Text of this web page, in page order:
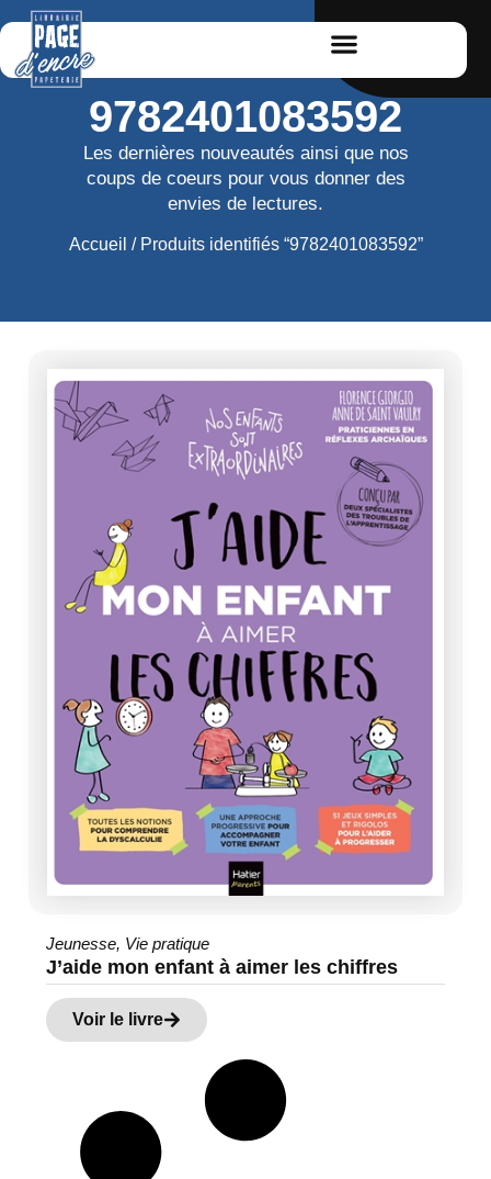
9782401083592
Les dernières nouveautés ainsi que nos
coups de coeurs pour vous donner des
envies de lectures.
Accueil / Produits identifiés “9782401083592”
Jeunesse, Vie pratique
J’aide mon enfant à aimer les chiffres
Voir le livre